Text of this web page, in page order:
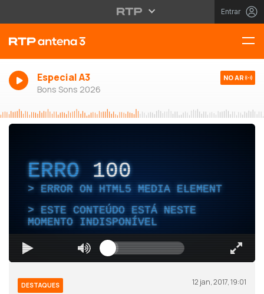
Entrar
Especial A3
Bons Sons 2026
NO AR
ERRO 100
ERROR ON HTML5 MEDIA ELEMENT
ESTE CONTEÚDO ESTÁ NESTE
MOMENTO INDISPONÍVEL
DESTAQUES 12 jan, 2017, 19:01